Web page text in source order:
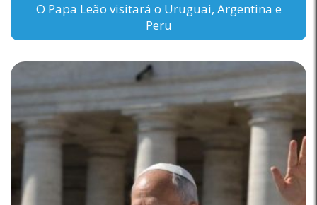
O Papa Leão visitará o Uruguai, Argentina e
Peru